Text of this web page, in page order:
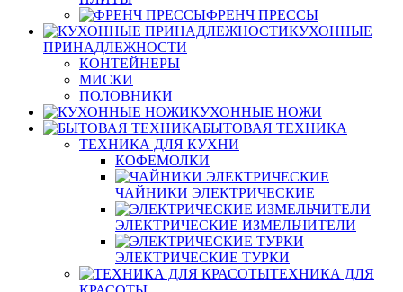
ФРЕНЧ ПРЕССЫ
КУХОННЫЕ
ПРИНАДЛЕЖНОСТИ
КОНТЕЙНЕРЫ
МИСКИ
ПОЛОВНИКИ
КУХОННЫЕ НОЖИ
БЫТОВАЯ ТЕХНИКА
ТЕХНИКА ДЛЯ КУХНИ
КОФЕМОЛКИ
ЧАЙНИКИ ЭЛЕКТРИЧЕСКИЕ
ЭЛЕКТРИЧЕСКИЕ ИЗМЕЛЬЧИТЕЛИ
ЭЛЕКТРИЧЕСКИЕ ТУРКИ
ТЕХНИКА ДЛЯ